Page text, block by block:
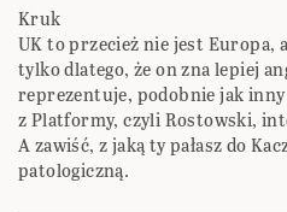
Kruk
UK to przecież nie jest Europa,
tylko dlatego, że on zna lepiej
reprezentuje, podobnie jak
z Platformy, czyli Rostowski,
A zawiść, z jaką ty pałasz do
patologiczną.